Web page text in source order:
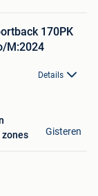
170PK
M:2024
Details
Gisteren